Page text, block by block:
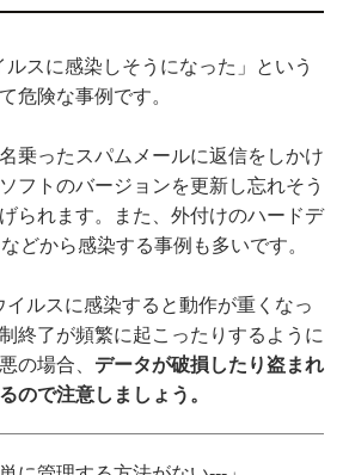
スに感染しそうになった」という
危険な事例です。
乗ったスパムメールに返信をしかけ
フトのバージョンを更新し忘れそう
られます。また、外付けのハードデ
どから感染する事例も多いです。
ルスに感染すると動作が重くなっ
終了が頻繁に起こったりするように
の場合、 データが破損したり盗まれ
ので注意しましょう。